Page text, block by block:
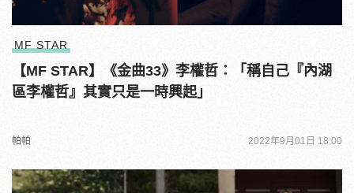
MF STAR
【MF STAR】《金曲33》李權哲：「稱自己『內湖
區李權哲』其實只是一時興起」
帕帕 2022年9月01日 18:00